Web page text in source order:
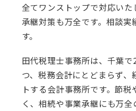
全てワンストップで対応いた
承継対策も万全です。相談
す。
田代税理士事務所は、千葉
つ、税務会計にとどまらず、
トする会計事務所です。節
く、相続や事業承継にも万